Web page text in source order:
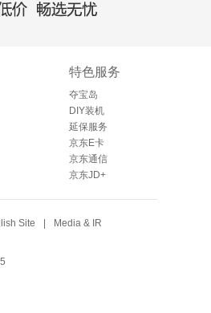
，畅选无忧
特色服务
夺宝岛
DIY装机
延保服务
京东E卡
京东通信
京东JD+
Site Media & IR